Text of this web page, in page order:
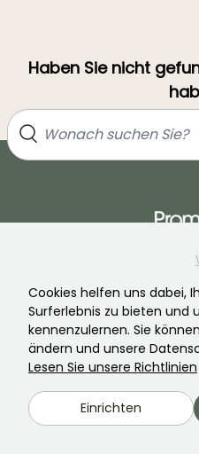
Cookies helfen uns dabei,
Surferlebnis zu bieten und
kennenzulernen. Sie
ändern und unsere
Lesen Sie unsere Richtlinien
Einrichten
Haben Sie nicht
Treten Sie der
PROMESSE DE FLEURS